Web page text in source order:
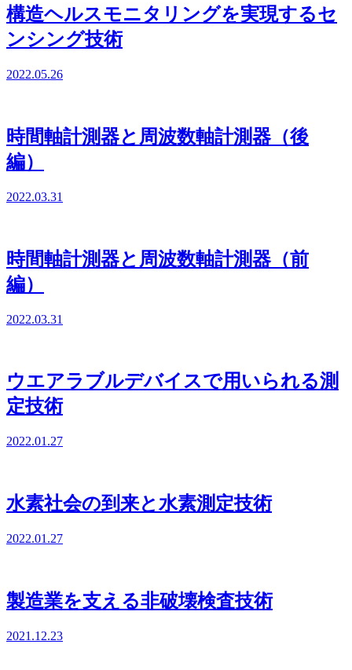
構造ヘルスモニタリングを実現するセ
ンシング技術
2022.05.26
時間軸計測器と周波数軸計測器（後
編）
2022.03.31
時間軸計測器と周波数軸計測器（前
編）
2022.03.31
ウエアラブルデバイスで用いられる測
定技術
2022.01.27
水素社会の到来と水素測定技術
2022.01.27
製造業を支える非破壊検査技術
2021.12.23